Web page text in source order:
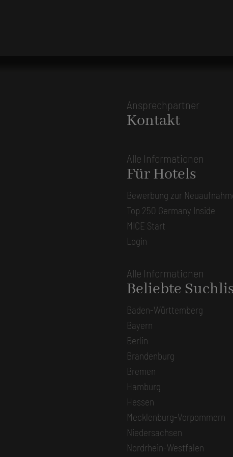
Ansprechpartner
Kontakt
Alle Informationen
Für Hotels
Bewerbung zur
Top 250 Germany Inside
MICE Start
Login
Alle Informationen
Beliebte
Baden-Württemberg
Bayern
Berlin
Brandenburg
Bremen
Hamburg
Hessen
Mecklenburg-Vorpommern
Niedersachsen
Nordrhein-Westfalen